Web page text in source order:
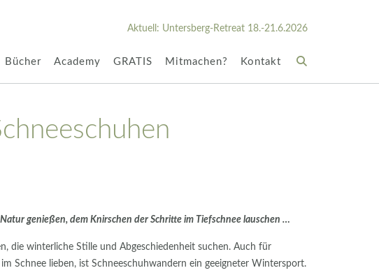
Aktuell: Untersberg-Retreat 18.-21.6.2026
Bücher Academy GRATIS Mitmachen? Kontakt
genießen, dem Knirschen der Schritte im Tiefschnee lauschen …
die winterliche Stille und Abgeschiedenheit suchen. Auch für
Schnee lieben, ist Schneeschuhwandern ein geeigneter Wintersport.